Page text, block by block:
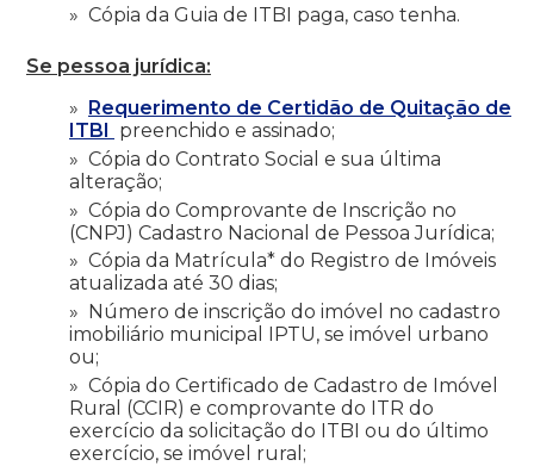
Cópia da Guia de ITBI paga, caso tenha.
Se pessoa jurídica:
Requerimento de Certidão de Quitação de
ITBI preenchido e assinado;
Cópia do Contrato Social e sua última
alteração;
Cópia do Comprovante de Inscrição no
(CNPJ) Cadastro Nacional de Pessoa Jurídica;
Cópia da Matrícula* do Registro de Imóveis
atualizada até 30 dias;
Número de inscrição do imóvel no cadastro
imobiliário municipal IPTU, se imóvel urbano
ou;
Cópia do Certificado de Cadastro de Imóvel
Rural (CCIR) e comprovante do ITR do
exercício da solicitação do ITBI ou do último
exercício, se imóvel rural;